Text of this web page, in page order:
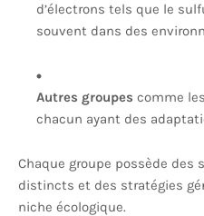
d’électrons tels que le
souvent dans des
Autres groupes comme
chacun ayant des
Chaque groupe possède
distincts et des stratégies
niche écologique.